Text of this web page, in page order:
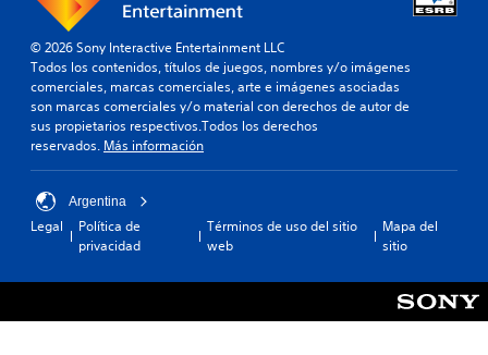
© 2026 Sony Interactive Entertainment LLC
Todos los contenidos, títulos de juegos, nombres y/o imágenes
comerciales, marcas comerciales, arte e imágenes asociadas
son marcas comerciales y/o material con derechos de autor de
sus propietarios respectivos.Todos los derechos
reservados. Más información
Argentina
Legal
Política de
privacidad
Términos de uso del sitio
web
Mapa del
sitio